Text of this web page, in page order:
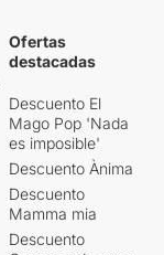
Ofertas
destacadas
Descuento El
Mago Pop 'Nada
es imposible'
Descuento Ànima
Descuento
Mamma mia
Descuento